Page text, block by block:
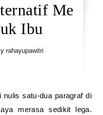
Me
Ibu
rahayupawitri
nulis satu-dua paragraf di
merasa sedikit lega.